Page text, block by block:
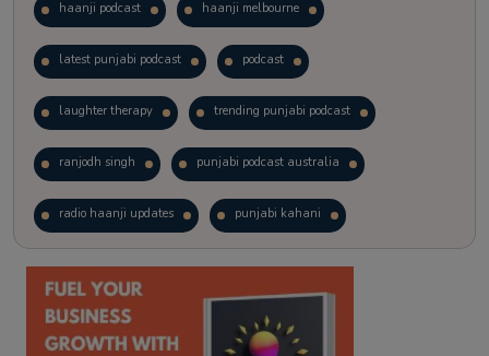
haanji podcast haanji melbourne
latest punjabi podcast podcast
laughter therapy trending punjabi podcast
ranjodh singh punjabi podcast australia
radio haanji updates punjabi kahani
kitaab kahani punjabi story